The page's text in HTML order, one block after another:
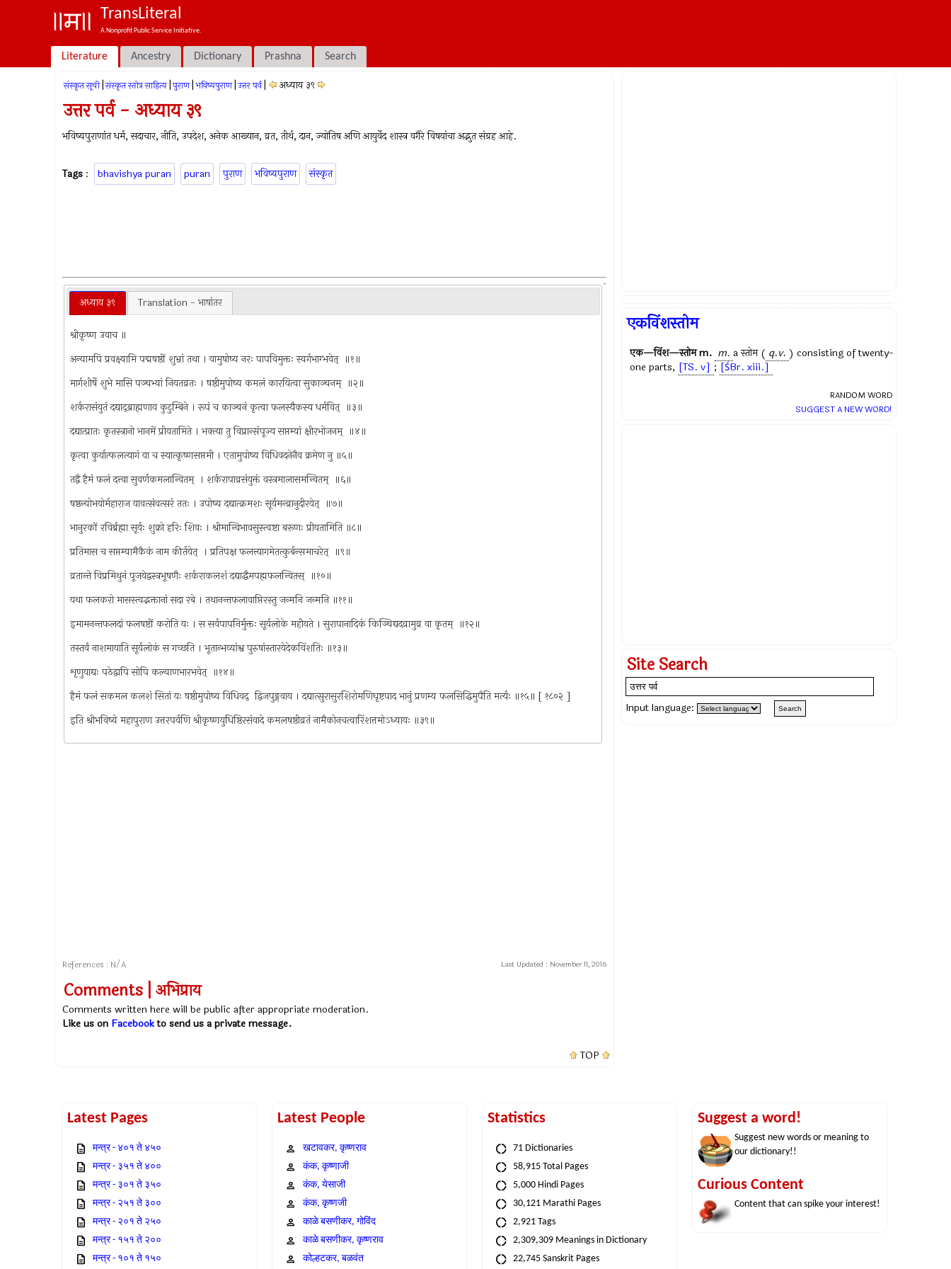
TransLiteral
A Nonprofit Public Service Initiative.
Literature Ancestry Dictionary Prashna Search
संस्कृत सूची संस्कृत स्तोत्र साहित्य पुराण भविष्यपुराण उत्तर पर्व अध्याय ३९
उत्तर पर्व - अध्याय ३९
भविष्यपुराणांत धर्म, सदाचार, नीति, उपदेश, अनेक आख्यान, व्रत, तीर्थ, दान, ज्योतिष अणि आयुर्वेद शास्त्र वगैरे विषयांचा अद्भुत संग्रह आहे.
Tags : bhavishya puran puran पुराण भविष्यपुराण संस्कृत
अध्याय ३९ Translation - भाषांतर
श्रीकृष्ण उवाच ॥
अन्यामपि प्रवक्ष्यामि पद्मषष्ठीं शुभ्रां तथा । यामुषोष्य नरः पापविमुक्तः स्वर्गभाग्भवेत् ‍ ॥१॥
मार्गशीर्षे शुभे मासि पञ्चभ्यां नियतव्रतः । षष्ठीमुपोष्य कमलं कारयित्वा सुकाञ्चनम् ‍ ॥२॥
शर्करासंयुतं दद्याद्‍ब्राह्मणाय कुटुम्बिने । रूपं च काञ्चनं कृत्वा फलस्यैकस्य धर्मवित् ‍ ॥३॥
दद्यात्प्रातः कृतस्त्रानो भानमें प्रीयतामिते । भक्त्या तु विप्रान्संपूज्य सप्तम्यां क्षीरभोजनम् ‍ ॥४॥
कृत्वा कुर्यात्फलत्यागं या च स्यात्कृष्णसप्तमी । एतामुपोष्य विधिवदनेनैव क्रमेण नु ॥५॥
तद्वै हैमं फलं दत्त्वा सुवर्णकमलान्वितम् ‍ । शर्करापाव्रसंयुक्तं वस्त्रमालासमन्वितम् ‍ ॥६॥
षष्ठन्योभयोर्महाराज यावत्संवत्सरं ततः । उपोष्य दद्यात्क्रमशः सूर्यमन्व्रानुदीरयेत् ‍ ॥७॥
भानुरकों रविर्ब्रह्मा सूर्यः शुक्रो हरिः शिवः । श्रीमान्विभावसुस्त्वष्टा बरूणः प्रीयतामिति ॥८॥
प्रतिमास च सप्तम्यामैकैकं नाम कीर्तयेत् ‍ । प्रतिपक्ष फलत्त्यागमेतत्कुर्बन्समाचरेत् ‍ ॥९॥
व्रतान्ते विप्रमिथुनं पूजयेद्वस्त्रभूषणैः शर्कराकलशं दद्याद्धैमपह्मफलन्वितस् ‍ ॥१०॥
यथा फलकरो मासस्त्वद्भक्तानां सदा रबे । तथानन्तफलावाप्तिरस्तु जन्मनि जन्मनि ॥११॥
इमामनन्तफलदां फलषष्टीं करोति यः । स सर्वपापनिर्मुक्तः सूर्यलोके महीयते । सुरापानादिकं किञ्चिद्यदव्रामुव्र वा कृतम् ‍ ॥१२॥
तस्तर्वं नाशमायाति सूर्यलोकं स गच्छति । भूतान्भव्यांश्व पुरुषांस्तारयेदेकविंशतिः ॥१३॥
शृणुयाद्यः पठेद्वापि सोपि कल्याणभारभवेत् ‍ ॥१४॥
हैमं फलं सकमल कलशं सितां यः षष्ठीमुपोष्य विधिवद् ‍ द्विजपुङ्गवाय । दद्यात्सुरासुरशिरोमणिघृष्टपाद भानुं प्रणम्य फलसिद्धिमुपैति मर्त्यः ॥१५॥ [ १८०२ ]
इति श्रीभविष्ये महापुराण उत्तरपर्वणि श्रीकृष्णयुधिष्ठिरसंवादे कमलषष्ठीव्रतं नामैकोनचत्वारिंशत्तमोऽध्यायः ॥३९॥
References : N/A Last Updated : November 11, 2016
Comments | अभिप्राय
Comments written here will be public after appropriate moderation.
Like us on Facebookto send us a private message.
TOP
एकविंशस्तोम
एक—विंश—स्तोमm. m. aस्तोम( q.v. ) consisting of twenty-
one parts, [TS. v] ; [ŚBr. xiii.]
RANDOM WORD
SUGGEST A NEW WORD!
Site Search
Input language:
Latest Pages
मन्त्र - ४०१ ते ४५०
मन्त्र - ३५१ ते ४००
मन्त्र - ३०१ ते ३५०
मन्त्र - २५१ ते ३००
मन्त्र - २०१ ते २५०
मन्त्र - १५१ ते २००
मन्त्र - १०१ ते १५०
Latest People
खटावकर, कृष्णराव
कंक, कृष्णाजी
कंक, येसाजी
कंक, कृष्णजी
काळे बसणीकर, गोविंद
काळे बसणीकर, कृष्णराव
कोल्हटकर, बळवंत
Statistics
71 Dictionaries
58,915 Total Pages
5,000 Hindi Pages
30,121 Marathi Pages
2,921 Tags
2,309,309 Meanings in Dictionary
22,745 Sanskrit Pages
Suggest a word!
Suggest new words or meaning to
our dictionary!!
Curious Content
Content that can spike your interest!